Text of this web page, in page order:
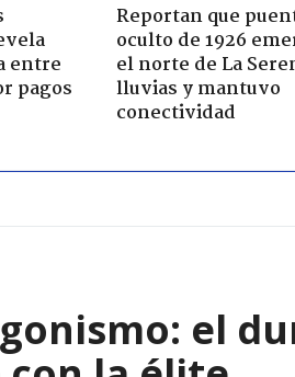
entre
pagos
Reportan que
oculto de 1926
el norte de La
lluvias y mantuvo
conectividad
el